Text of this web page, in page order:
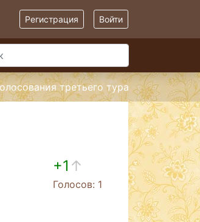
Регистрация Войти
третьего тура
+1 ↑
Голосов: 1